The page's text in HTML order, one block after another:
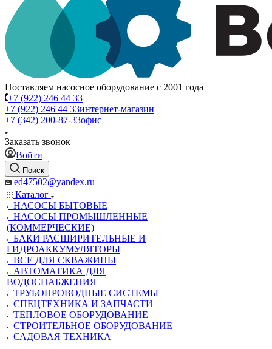
Поставляем насосное оборудование с 2001 года
+7 (922) 246 44 33
+7 (922) 246 44 33интернет-магазин
+7 (342) 200-87-33офис
Заказать звонок
Войти
Поиск
ed47502@yandex.ru
Каталог
НАСОСЫ БЫТОВЫЕ
НАСОСЫ ПРОМЫШЛЕННЫЕ
(КОММЕРЧЕСКИЕ)
БАКИ РАСШИРИТЕЛЬНЫЕ И
ГИДРОАККУМУЛЯТОРЫ
ВСЕ ДЛЯ СКВАЖИНЫ
АВТОМАТИКА ДЛЯ
ВОДОСНАБЖЕНИЯ
ТРУБОПРОВОДНЫЕ СИСТЕМЫ
СПЕЦТЕХНИКА И ЗАПЧАСТИ
ТЕПЛОВОЕ ОБОРУДОВАНИЕ
СТРОИТЕЛЬНОЕ ОБОРУДОВАНИЕ
САДОВАЯ ТЕХНИКА